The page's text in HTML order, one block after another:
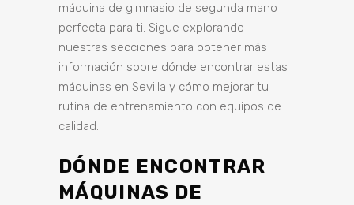
máquina de gimnasio de segunda mano
perfecta para ti. Sigue explorando
nuestras secciones para obtener más
información sobre dónde encontrar estas
máquinas en Sevilla y cómo mejorar tu
rutina de entrenamiento con equipos de
calidad.
DÓNDE ENCONTRAR
MÁQUINAS DE